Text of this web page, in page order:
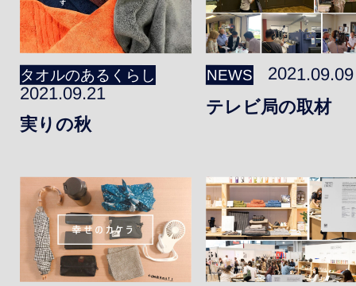
タオルのあるくらし
2021.09.21
実りの秋
NEWS 2021.09.09
テレビ局の取材